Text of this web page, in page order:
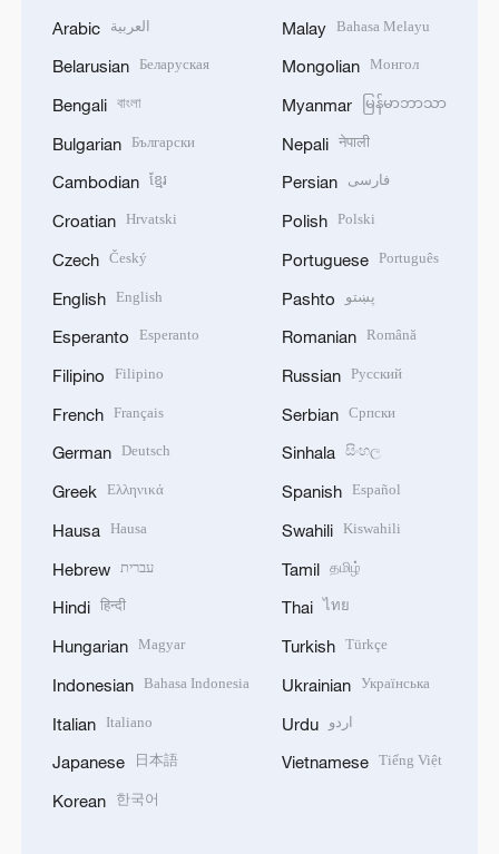
Arabic العربية
Belarusian Беларуская
Bengali বাংলা
Bulgarian Български
Cambodian ខ្មែរ
Croatian Hrvatski
Czech Český
English English
Esperanto Esperanto
Filipino Filipino
French Français
German Deutsch
Greek Ελληνικά
Hausa Hausa
Hebrew עברית
Hindi हिन्दी
Hungarian Magyar
Indonesian Bahasa Indonesia
Italian Italiano
Japanese 日本語
Korean 한국어
Malay Bahasa Melayu
Mongolian Монгол
Myanmar မြန်မာဘာသာ
Nepali नेपाली
Persian فارسی
Polish Polski
Portuguese Português
Pashto پښتو
Romanian Română
Russian Русский
Serbian Српски
Sinhala සිංහල
Spanish Español
Swahili Kiswahili
Tamil தமிழ்
Thai ไทย
Turkish Türkçe
Ukrainian Українська
Urdu اردو
Vietnamese Tiếng Việt